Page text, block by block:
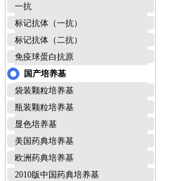
一抗
标记抗体（一抗）
标记抗体（二抗）
免疫球蛋白抗原
国产培养基
袋装颗粒培养基
瓶装颗粒培养基
显色培养基
美国药典培养基
欧洲药典培养基
2010版中国药典培养基